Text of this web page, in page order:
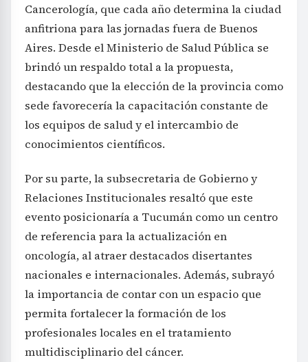
Cancerología, que cada año determina la ciudad
anfitriona para las jornadas fuera de Buenos
Aires. Desde el Ministerio de Salud Pública se
brindó un respaldo total a la propuesta,
destacando que la elección de la provincia como
sede favorecería la capacitación constante de
los equipos de salud y el intercambio de
conocimientos científicos.
Por su parte, la subsecretaria de Gobierno y
Relaciones Institucionales resaltó que este
evento posicionaría a Tucumán como un centro
de referencia para la actualización en
oncología, al atraer destacados disertantes
nacionales e internacionales. Además, subrayó
la importancia de contar con un espacio que
permita fortalecer la formación de los
profesionales locales en el tratamiento
multidisciplinario del cáncer.